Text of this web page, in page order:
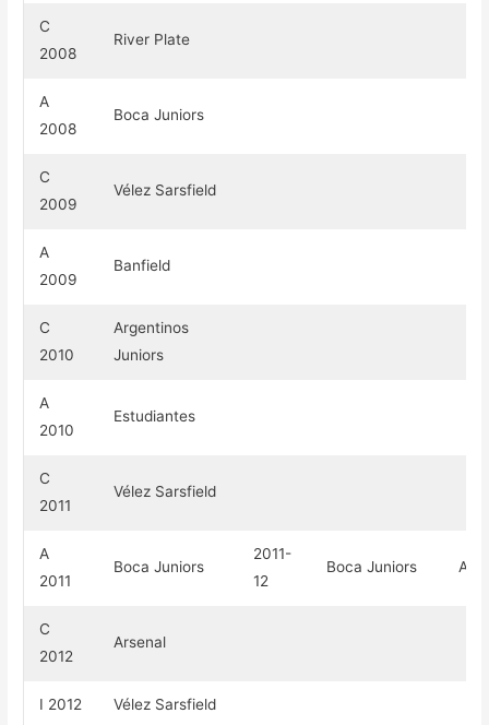
C
2008
River Plate
A
2008
Boca Juniors
C
2009
Vélez Sarsfield
A
2009
Banfield
C
2010
Argentinos
Juniors
A
2010
Estudiantes
C
2011
Vélez Sarsfield
A
2011
Boca Juniors
2011-
12
Boca Juniors
C
2012
Arsenal
I 2012 Vélez Sarsfield